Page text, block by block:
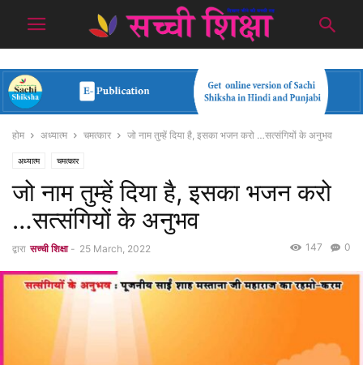
होम अध्यात्म चमत्कार जो नाम तुम्हें दिया है, इसका भजन करो …सत्संगियों के अनुभव
अध्यात्म चमत्कार
जो नाम तुम्हें दिया है, इसका भजन करो
…सत्संगियों के अनुभव
द्वारा सच्ची शिक्षा - 25 March, 2022 0
147